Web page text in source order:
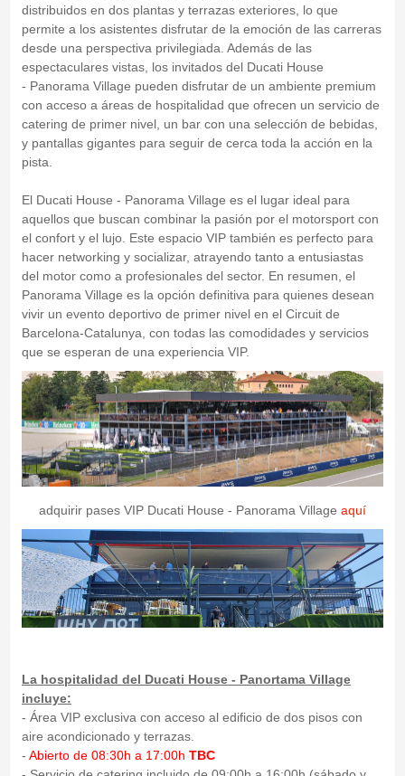
distribuidos en dos plantas y terrazas exteriores, lo que
permite a los asistentes disfrutar de la emoción de las carreras
desde una perspectiva privilegiada. Además de las
espectaculares vistas, los invitados del Ducati House
- Panorama Village pueden disfrutar de un ambiente premium
con acceso a áreas de hospitalidad que ofrecen un servicio de
catering de primer nivel, un bar con una selección de bebidas,
y pantallas gigantes para seguir de cerca toda la acción en la
pista.
El Ducati House - Panorama Village es el lugar ideal para
aquellos que buscan combinar la pasión por el motorsport con
el confort y el lujo. Este espacio VIP también es perfecto para
hacer networking y socializar, atrayendo tanto a entusiastas
del motor como a profesionales del sector. En resumen, el
Panorama Village es la opción definitiva para quienes desean
vivir un evento deportivo de primer nivel en el Circuit de
Barcelona-Catalunya, con todas las comodidades y servicios
que se esperan de una experiencia VIP.
adquirir pases VIP Ducati House - Panorama Village aquí
La hospitalidad del Ducati House - Panortama Village
incluye:
- Área VIP exclusiva con acceso al edificio de dos pisos con
aire acondicionado y terrazas.
- Abierto de 08:30h a 17:00h TBC